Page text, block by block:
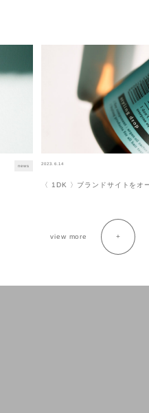
news 2023.6.14
〈 1DK 〉ブランドサイトをオ
view more